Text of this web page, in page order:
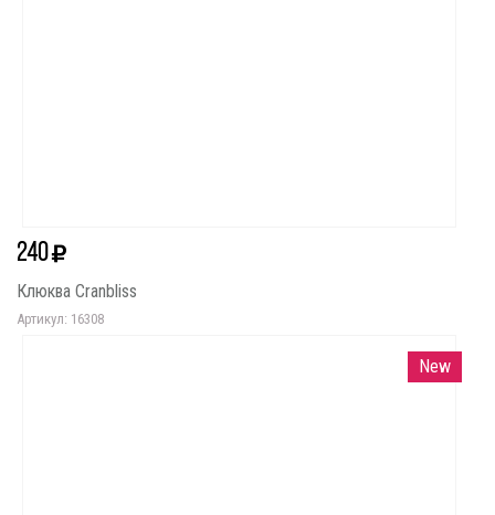
240
Клюква Cranbliss
Артикул: 16308
New